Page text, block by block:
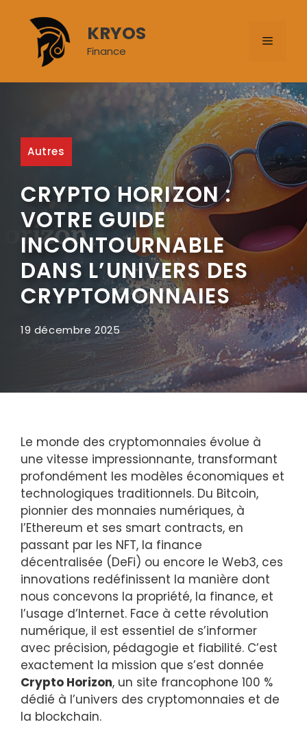
contenu
KRYOS
Finance
MENU
Autres
CRYPTO HORIZON :
VOTRE GUIDE
INCONTOURNABLE
DANS L’UNIVERS DES
CRYPTOMONNAIES
19 décembre 2025
Le monde des cryptomonnaies évolue à
une vitesse impressionnante, transformant
profondément les modèles économiques et
technologiques traditionnels. Du Bitcoin,
pionnier des monnaies numériques, à
l’Ethereum et ses smart contracts, en
passant par les NFT, la finance
décentralisée (DeFi) ou encore le Web3, ces
innovations redéfinissent la manière dont
nous concevons la propriété, la finance, et
l’usage d’Internet. Face à cette révolution
numérique, il est essentiel de s’informer
avec précision, pédagogie et fiabilité. C’est
exactement la mission que s’est donnée
Crypto Horizon, un site francophone 100 %
dédié à l’univers des cryptomonnaies et de
la blockchain.